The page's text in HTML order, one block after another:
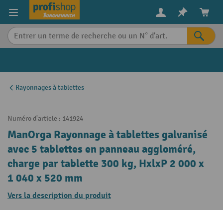
content
Rayonnages à tablettes
Numéro d'article : 141924
ManOrga Rayonnage à tablettes galvanisé
avec 5 tablettes en panneau aggloméré,
charge par tablette 300 kg, HxlxP 2 000 x
1 040 x 520 mm
Vers la description du produit